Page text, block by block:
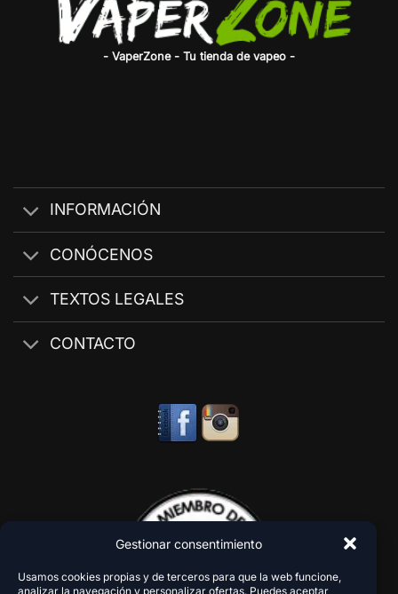
Gestionar consentimiento
Usamos cookies propias y de terceros para que la web funcione,
analizar la navegación y personalizar ofertas. Puedes aceptar,
- VaperZone - Tu tienda de vapeo -
INFORMACIÓN
CONÓCENOS
TEXTOS LEGALES
CONTACTO